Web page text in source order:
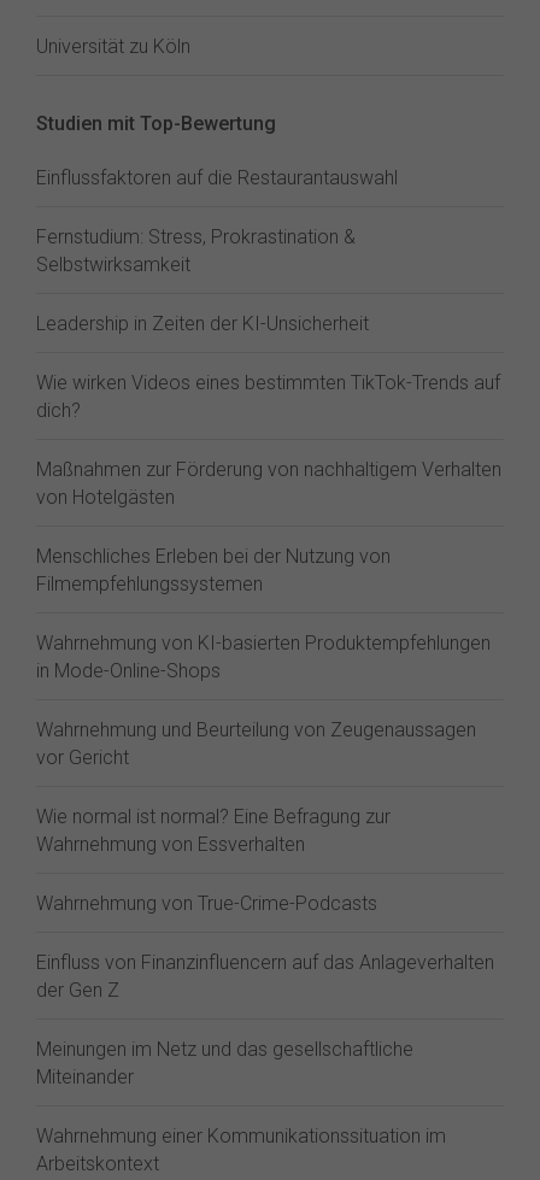
Universität zu Köln
Studien mit Top-Bewertung
Einflussfaktoren auf die Restaurantauswahl
Fernstudium: Stress, Prokrastination &
Selbstwirksamkeit
Leadership in Zeiten der KI-Unsicherheit
Wie wirken Videos eines bestimmten TikTok-Trends auf
dich?
Maßnahmen zur Förderung von nachhaltigem Verhalten
von Hotelgästen
Menschliches Erleben bei der Nutzung von
Filmempfehlungssystemen
Wahrnehmung von KI-basierten Produktempfehlungen
in Mode-Online-Shops
Wahrnehmung und Beurteilung von Zeugenaussagen
vor Gericht
Wie normal ist normal? Eine Befragung zur
Wahrnehmung von Essverhalten
Wahrnehmung von True-Crime-Podcasts
Einfluss von Finanzinfluencern auf das Anlageverhalten
der Gen Z⁠
Meinungen im Netz und das gesellschaftliche
Miteinander
Wahrnehmung einer Kommunikationssituation im
Arbeitskontext